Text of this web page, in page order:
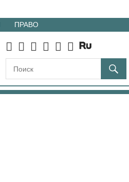
ПРАВО